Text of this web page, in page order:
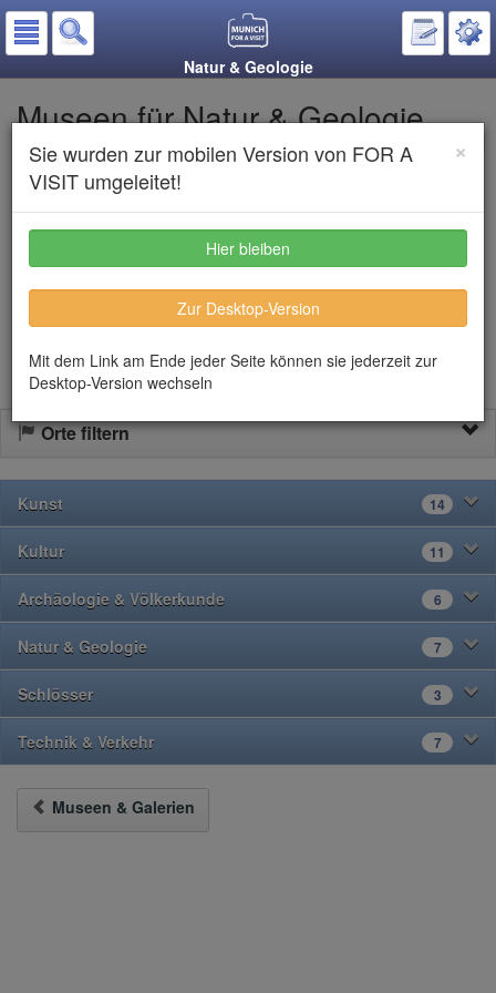
×
Sie wurden zur mobilen Version von FOR A
VISIT umgeleitet!
Hier bleiben
Zur Desktop-Version
Mit dem Link am Ende jeder Seite können sie jederzeit zur
Desktop-Version wechseln
Natur & Geologie
Museen für Natur & Geologie
Auf den Merkzettel
Text anhören
Hier finden Sie eine Übersicht über die Münchner Museen aus
dem Bereich Natur & Geologie. Klicken Sie die Bilder um weitere
Infos zu erhalten.
Orte filtern
Kunst 14
Kultur 11
Archäologie & Völkerkunde 6
Natur & Geologie 7
Schlösser 3
Technik & Verkehr 7
Museen & Galerien